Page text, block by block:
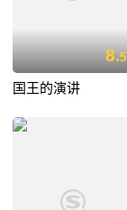
8.5
国王的演讲